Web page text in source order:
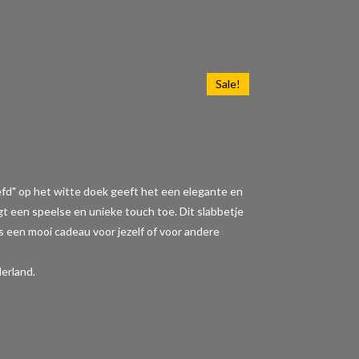
Sale!
op het witte doek geeft het een elegante en
een speelse en unieke touch toe. Dit slabbetje
mooi cadeau voor jezelf of voor andere